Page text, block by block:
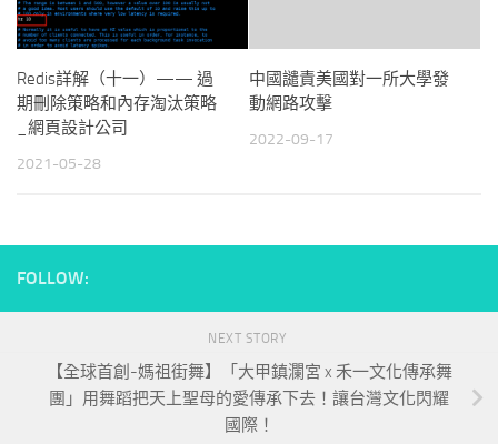
Redis詳解（十一）—— 過
期刪除策略和內存淘汰策略
_網頁設計公司
2021-05-28
中國譴責美國對一所大學發
動網路攻擊
2022-09-17
FOLLOW:
NEXT STORY
【全球首創-媽祖街舞】「大甲鎮瀾宮 x 禾一文化傳承舞
團」用舞蹈把天上聖母的愛傳承下去！讓台灣文化閃耀
國際！